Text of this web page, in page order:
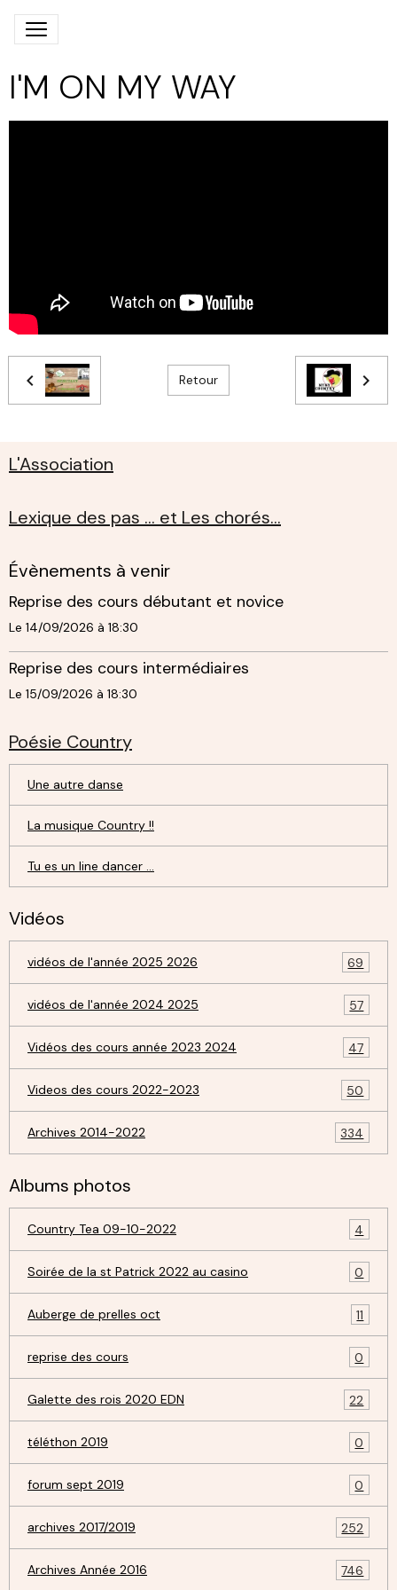
I'M ON MY WAY
Retour
L'Association
Lexique des pas ... et Les chorés...
Évènements à venir
Reprise des cours débutant et novice
Le 14/09/2026 à 18:30
Reprise des cours intermédiaires
Le 15/09/2026 à 18:30
Poésie Country
Une autre danse
La musique Country !!
Tu es un line dancer ...
Vidéos
vidéos de l'année 2025 2026 69
vidéos de l'année 2024 2025 57
Vidéos des cours année 2023 2024 47
Videos des cours 2022-2023 50
Archives 2014-2022 334
Albums photos
Country Tea 09-10-2022 4
Soirée de la st Patrick 2022 au casino 0
Auberge de prelles oct 11
reprise des cours 0
Galette des rois 2020 EDN 22
téléthon 2019 0
forum sept 2019 0
archives 2017/2019 252
Archives Année 2016 746